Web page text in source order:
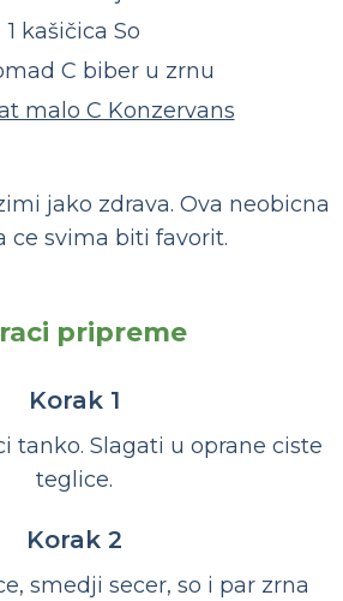
1 kašičica So
C biber u zrnu
malo C Konzervans
jako zdrava. Ova neobicna
ce svima biti favorit.
pripreme
Korak 1
tanko. Slagati u oprane ciste
teglice.
Korak 2
smedji secer, so i par zrna